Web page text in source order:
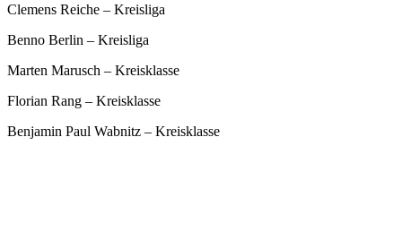
Clemens Reiche – Kreisliga
Benno Berlin – Kreisliga
Marten Marusch – Kreisklasse
Florian Rang – Kreisklasse
Benjamin Paul Wabnitz – Kreisklasse